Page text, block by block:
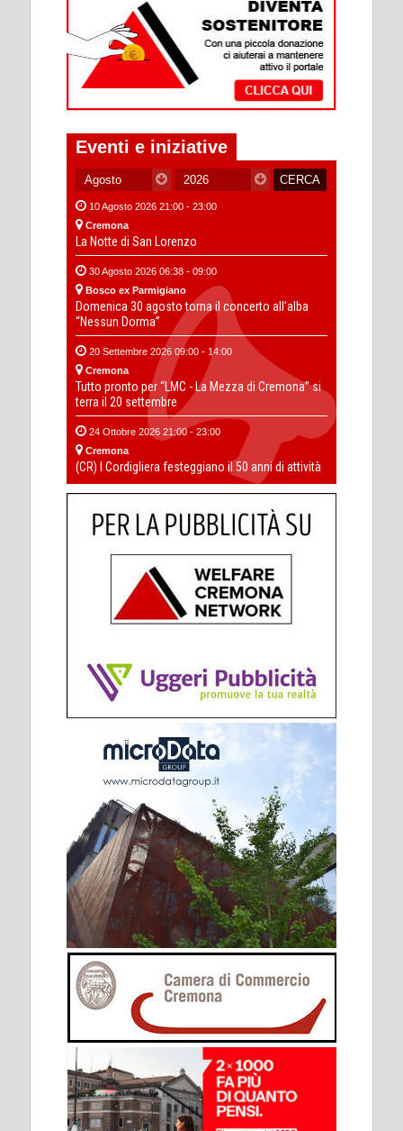
Eventi e iniziative
10 Agosto 2026 21:00 - 23:00
Cremona
La Notte di San Lorenzo
30 Agosto 2026 06:38 - 09:00
Bosco ex Parmigiano
Domenica 30 agosto torna il concerto all’alba
“Nessun Dorma”
20 Settembre 2026 09:00 - 14:00
Cremona
Tutto pronto per “LMC - La Mezza di Cremona” si
terra il 20 settembre
24 Ottobre 2026 21:00 - 23:00
Cremona
(CR) I Cordigliera festeggiano il 50 anni di attività